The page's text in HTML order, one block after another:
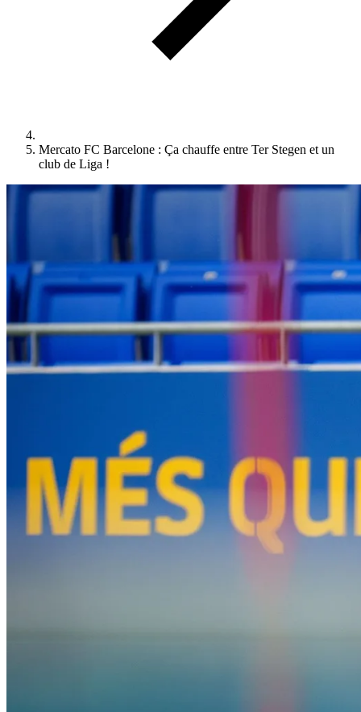
Mercato FC Barcelone : Ça chauffe entre Ter Stegen et un
club de Liga !